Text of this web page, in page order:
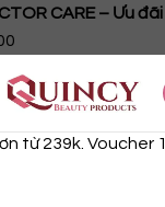
CARE – Ưu
từ 239k. Voucher